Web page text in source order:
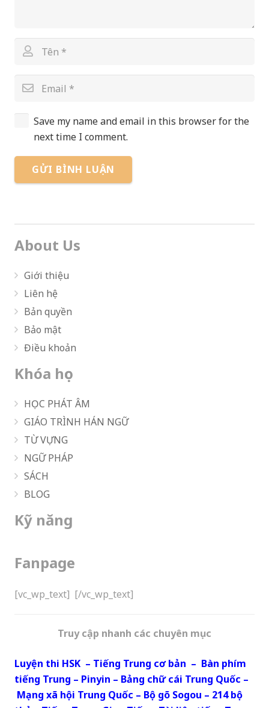
Save my name and email in this browser for the
next time I comment.
GỬI BÌNH LUẬN
About Us
Giới thiệu
Liên hệ
Bản quyền
Bảo mật
Điều khoản
Khóa học
HỌC PHÁT ÂM
GIÁO TRÌNH HÁN NGỮ
TỪ VỰNG
NGỮ PHÁP
SÁCH
BLOG
Kỹ năng
Fanpage
[vc_wp_text] [/vc_wp_text]
Truy cập nhanh các chuyên mục
Luyện thi HSK – Tiếng Trung cơ bản – Bàn phím
tiếng Trung – Pinyin – Bảng chữ cái Trung Quốc –
Mạng xã hội Trung Quốc – Bộ gõ Sogou – 214 bộ